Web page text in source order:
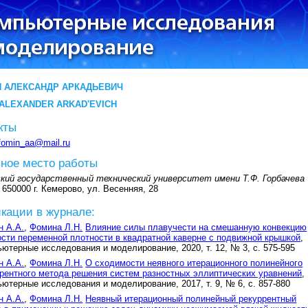
АРКАДЬЕВИЧ
ARKAD'EVICH
место работы
государственный технический университет имени Т.Ф. Горбачева
г. Кемерово, ул. Весенняя, 28
в журнале:
А.А.,Фомина Л.Н. Влияние силы плавучести на смешанную конвекцию
переменной плотности в квадратной каверне с подвижной крышкой,
исследования и моделирование, 2020, т. 12, № 3, с. 575-595
А.А.
,Фомина Л.Н.
О сходимости неявного итерационного полинейного
метода решения систем разностных эллиптических уравнений
исследования и моделирование, 2017, т. 9, № 6, с. 857-880
А.А.
,Фомина Л.Н. Неявный итерационный полинейный рекуррентный